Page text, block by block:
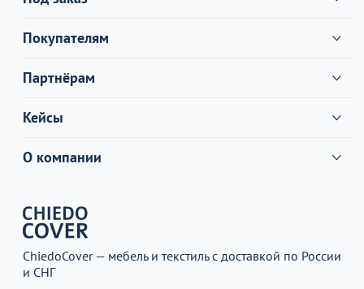
Покупателям
Партнёрам
Кейсы
О компании
ChiedoCover — мебель и текстиль с доставкой по России
и СНГ